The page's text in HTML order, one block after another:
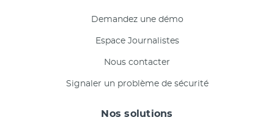
Demandez une démo
Espace Journalistes
Nous contacter
Signaler un problème de sécurité
Nos solutions